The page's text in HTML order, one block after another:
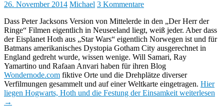
26. November 2014 Michael 3 Kommentare
Dass Peter Jacksons Version von Mittelerde in den „Der Herr der
Ringe“ Filmen eigentlich in Neuseeland liegt, weiß jeder. Aber dass
der Eisplanet Hoth aus „Star Wars“ eigentlich Norwegen ist und für
Batmans amerikanisches Dystopia Gotham City ausgerechnet in
England gedreht wurde, wissen wenige. Will Samari, Ray
Yamartino und Rafaan Anvari haben für ihren Blog
Wondernode.com fiktive Orte und die Drehplätze diverser
Verfilmungen gesammelt und auf einer Weltkarte eingetragen. Hier
liegen Hogwarts, Hoth und die Festung der Einsamkeit weiterlesen
→